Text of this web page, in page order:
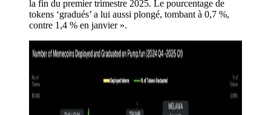
la fin du premier trimestre 2025. Le pourcentage de
tokens ‘gradués’ a lui aussi plongé, tombant à 0,7 %,
contre 1,4 % en janvier ».